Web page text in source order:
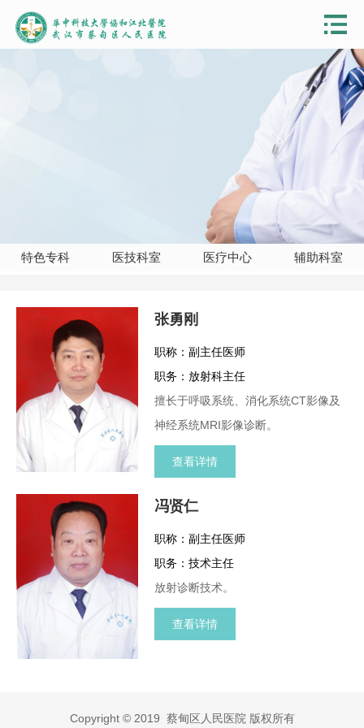
特色专科 医技科室 医疗中心 辅助科室
张勇刚
职称：副主任医师
职务：放射科主任
擅长于呼吸系统、消化系统CT影像及
神经系统MRI影像诊断。
查看详情
冯贤仁
职称：副主任医师
职务：技术主任
放射诊断技术。
查看详情
Copyright © 2019 蔡甸区人民医院 版权所有